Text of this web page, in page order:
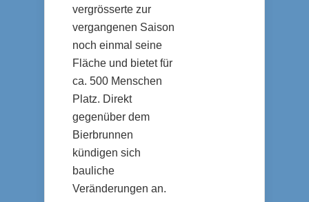
vergrösserte zur
vergangenen Saison
noch einmal seine
Fläche und bietet für
ca. 500 Menschen
Platz. Direkt
gegenüber dem
Bierbrunnen
kündigen sich
bauliche
Veränderungen an.